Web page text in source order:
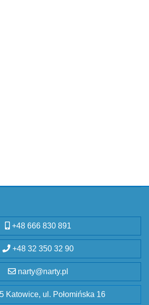
+48 666 830 891
+48 32 350 32 90
narty@narty.pl
Katowice, ul. Połomińska 16